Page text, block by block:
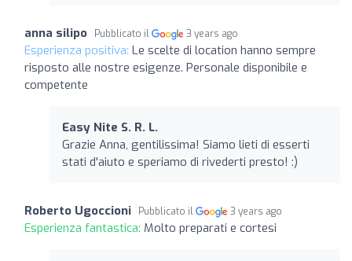
anna silipo Pubblicato il 3 years ago
Esperienza positiva: Le scelte di location hanno sempre
risposto alle nostre esigenze. Personale disponibile e
competente
Easy Nite S. R. L.
Grazie Anna, gentilissima! Siamo lieti di esserti
stati d'aiuto e speriamo di rivederti presto! :)
Roberto Ugoccioni Pubblicato il 3 years ago
Esperienza fantastica: Molto preparati e cortesi